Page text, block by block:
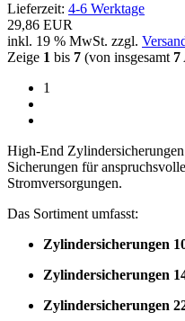
Lieferzeit: 4-6 Werktage
29,86 EUR
inkl. 19 % MwSt. zzgl.
Zeige 1 bis 7 (von insgesamt 7
1
High-End
Sicherungen für
Stromversorgungen.
Das Sortiment umfasst:
Zylindersicherungen
Zylindersicherungen
Zylindersicherungen